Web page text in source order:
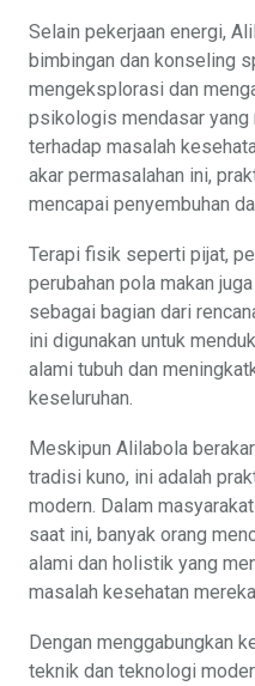
Selain pekerjaan energi,
bimbingan dan konseling
mengeksplorasi dan
psikologis mendasar
terhadap masalah
akar permasalahan ini,
mencapai penyembuhan
Terapi fisik seperti pijat,
perubahan pola makan
sebagai bagian dari
ini digunakan untuk
alami tubuh dan
keseluruhan.
Meskipun Alilabola
tradisi kuno, ini adalah
modern. Dalam
saat ini, banyak orang
alami dan holistik yang
masalah kesehatan
Dengan menggabungkan
teknik dan teknologi